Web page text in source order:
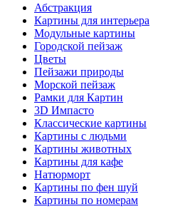
Абстракция
Картины для интерьера
Модульные картины
Городской пейзаж
Цветы
Пейзажи природы
Морской пейзаж
Рамки для Картин
3D Импасто
Классические картины
Картины с людьми
Картины животных
Картины для кафе
Натюрморт
Картины по фен шуй
Картины по номерам